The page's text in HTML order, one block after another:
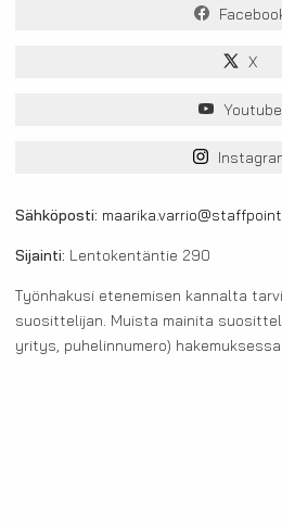
X
Youtube
Sähköposti:
Sijainti: Lentokentäntie 290
Työnhakusi etenemisen kannalta
suosittelijan. Muista mainita
yritys, puhelinnumero)